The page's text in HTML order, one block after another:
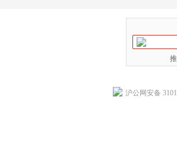
沪公网安备